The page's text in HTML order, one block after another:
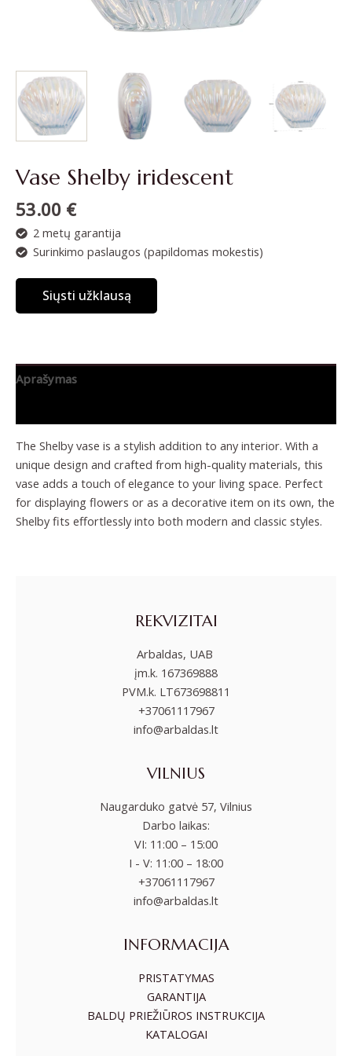
Vase Shelby iridescent
53.00 €
2 metų garantija
Surinkimo paslaugos (papildomas mokestis)
Siųsti užklausą
Aprašymas
The Shelby vase is a stylish addition to any interior. With a
unique design and crafted from high-quality materials, this
vase adds a touch of elegance to your living space. Perfect
for displaying flowers or as a decorative item on its own, the
Shelby fits effortlessly into both modern and classic styles.
REKVIZITAI
Arbaldas, UAB
įm.k. 167369888
PVM.k. LT673698811
+37061117967
info@arbaldas.lt
VILNIUS
Naugarduko gatvė 57, Vilnius
Darbo laikas:
VI: 11:00 – 15:00
I - V: 11:00 – 18:00
+37061117967
info@arbaldas.lt
INFORMACIJA
PRISTATYMAS
GARANTIJA
BALDŲ PRIEŽIŪROS INSTRUKCIJA
KATALOGAI